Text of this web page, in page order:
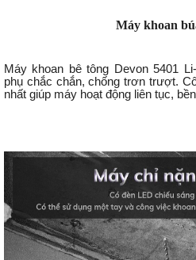
Máy khoan
Máy khoan bê tông Devon 5401
phụ chắc chắn, chống trơn trượt.
nhất giúp máy hoạt động liên tục,